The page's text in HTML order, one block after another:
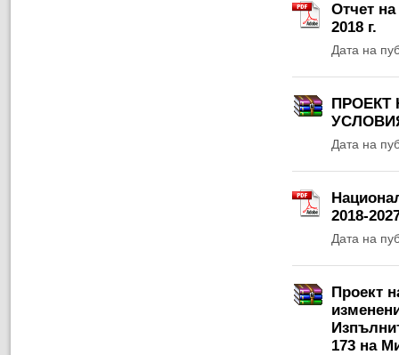
Отчет
2018 г.
Дата на
ПРОЕКТ
Дата на
2018-
Дата на
Проект
173 на